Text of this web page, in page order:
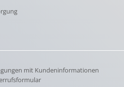
mit Kundeninformationen